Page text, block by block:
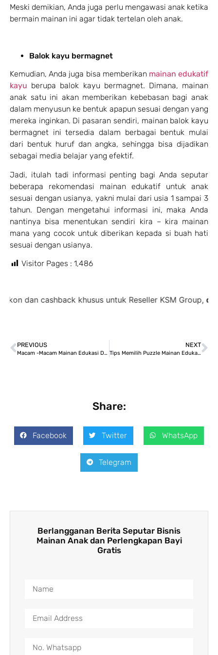
Meski demikian, Anda juga perlu mengawasi anak ketika
bermain mainan ini agar tidak tertelan oleh anak.
Balok kayu bermagnet
Kemudian, Anda juga bisa memberikan mainan edukatif
kayu berupa balok kayu bermagnet. Dimana, mainan
anak satu ini akan memberikan kebebasan bagi anak
dalam menyusun ke bentuk apapun sesuai dengan yang
mereka inginkan. Di pasaran sendiri, mainan balok kayu
bermagnet ini tersedia dalam berbagai bentuk mulai
dari bentuk huruf dan angka, sehingga bisa dijadikan
sebagai media belajar yang efektif.
Jadi, itulah tadi informasi penting bagi Anda seputar
beberapa rekomendasi mainan edukatif untuk anak
sesuai dengan usianya, yakni mulai dari usia 1 sampai 3
tahun. Dengan mengetahui informasi ini, maka Anda
nantinya bisa menentukan sendiri kira – kira mainan
mana yang cocok untuk diberikan kepada si buah hati
sesuai dengan usianya.
Visitor Pages : 1,486
cashback khusus untuk Reseller KSM Group,diskon
PREVIOUS
Macam -Macam Mainan Edukasi Dari Kayu
NEXT
Tips Memilih Puzzle Mainan Edukatif Sesuai Usia Anak
Share:
Facebook Twitter WhatsApp
Telegram
Berlangganan Berita Seputar Bisnis
Mainan Anak dan Perlengkapan Bayi
Gratis